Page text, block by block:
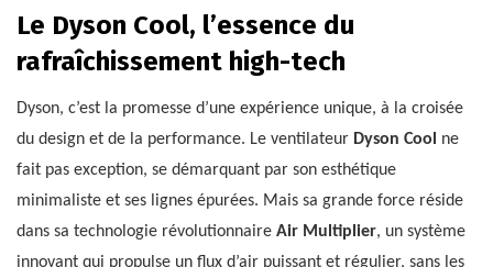
Le Dyson Cool, l’essence du
rafraîchissement high-tech
Dyson, c’est la promesse d’une expérience unique, à la croisée
du design et de la performance. Le ventilateur Dyson Cool
ne
fait pas exception, se démarquant par son esthétique
minimaliste et ses lignes épurées. Mais sa grande force réside
dans sa technologie révolutionnaire Air Multiplier, un système
innovant qui propulse un flux d’air puissant et régulier, sans les